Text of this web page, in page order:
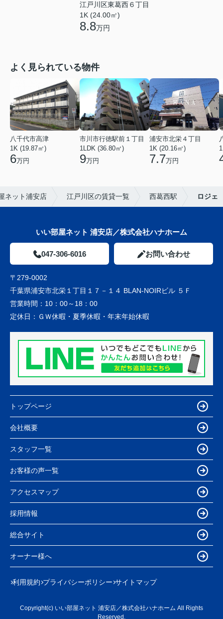
江戸川区東葛西６丁目
1K (24.00㎡)
8.8万円
よく見られている物件
八千代市高津
1K (19.87㎡)
6万円
市川市行徳駅前１丁目
1LDK (36.80㎡)
9万円
浦安市北栄４丁目
1K (20.16㎡)
7.7万円
ネット浦安店 江戸川区の賃貸一覧 西葛西駅 ロジェ
いい部屋ネット 浦安店／株式会社ハナホーム
047-306-6016 お問い合わせ
〒279-0002
千葉県浦安市北栄１丁目１７－１４ BLAN-NOIRビル ５Ｆ
営業時間： 10：00～18：00
定休日： ＧＷ休暇・夏季休暇・年末年始休暇
トップページ
会社概要
スタッフ一覧
お客様の声一覧
アクセスマップ
採用情報
総合サイト
オーナー様へ
利用規約 プライバシーポリシー サイトマップ
Copyright(c) いい部屋ネット 浦安店／株式会社ハナホーム All Rights
Reserved.